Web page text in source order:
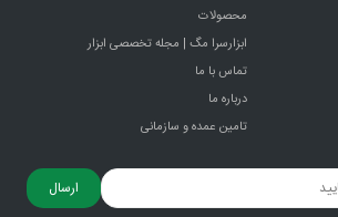
محصولات
ابزارسرا مگ | مجله تخصصی ابزار
تماس با ما
درباره ما
تامین عمده و سازمانی
ارسال